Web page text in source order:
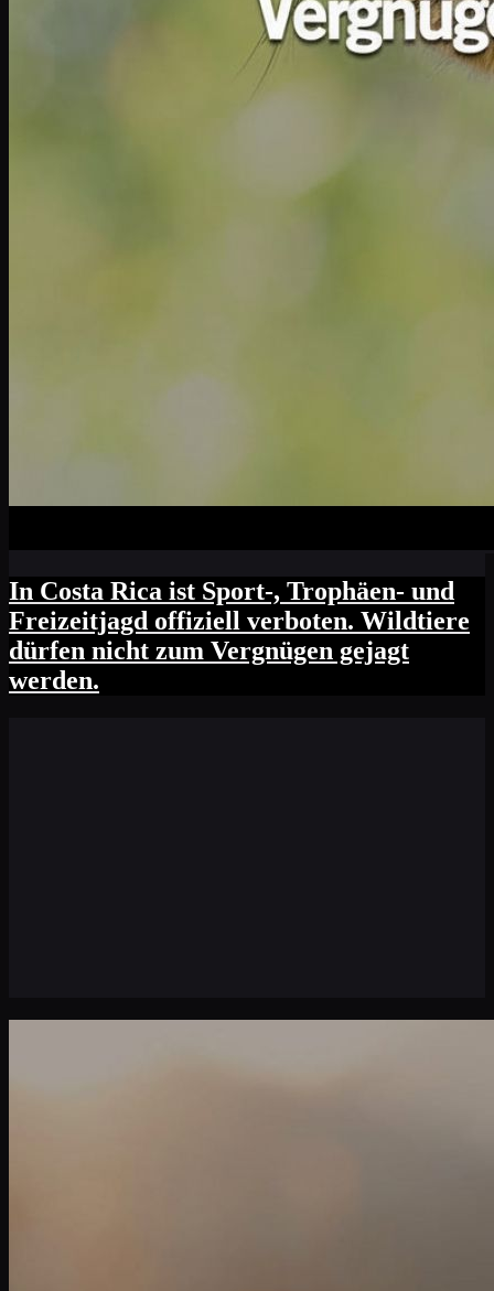
In Costa Rica ist Sport-, Trophäen- und
Freizeitjagd offiziell verboten. Wildtiere
dürfen nicht zum Vergnügen gejagt
werden.